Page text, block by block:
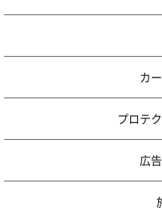
カ
プロテ
広